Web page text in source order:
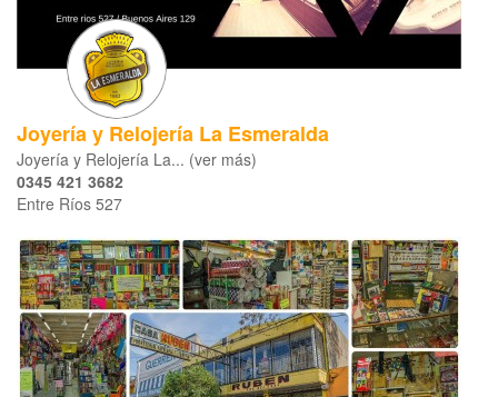
Joyería y Relojería La Esmeralda
Joyería y Relojería La... (ver más)
0345 421 3682
Entre Ríos 527